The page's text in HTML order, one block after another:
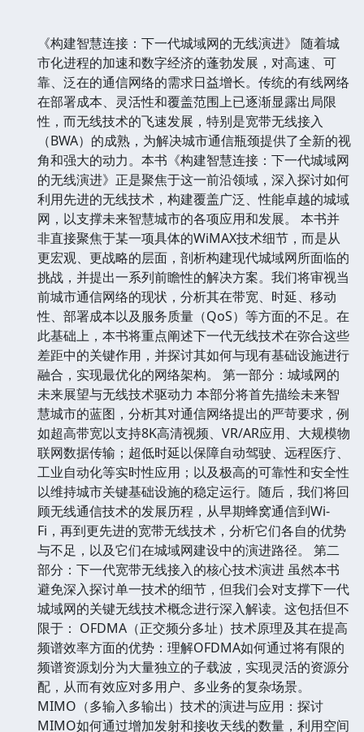
《构建智慧连接：下一代城域网的无线演进》 随着城
市化进程的加速和数字经济的蓬勃发展，对高速、可
靠、泛在的通信网络的需求日益增长。传统的有线网络
在部署成本、灵活性和覆盖范围上已逐渐显露出局限
性，而无线技术的飞速发展，特别是宽带无线接入
（BWA）的成熟，为解决城市通信瓶颈提供了全新的视
角和强大的动力。本书《构建智慧连接：下一代城域网
的无线演进》正是聚焦于这一前沿领域，深入探讨如何
利用先进的无线技术，构建覆盖广泛、性能卓越的城域
网，以支撑未来智慧城市的各项应用和发展。 本书并
非直接聚焦于某一项具体的WiMAX技术细节，而是从
更宏观、更战略的层面，剖析构建现代城域网所面临的
挑战，并提出一系列前瞻性的解决方案。我们将审视当
前城市通信网络的现状，分析其在带宽、时延、移动
性、部署成本以及服务质量（QoS）等方面的不足。在
此基础上，本书将重点阐述下一代无线技术在弥合这些
差距中的关键作用，并探讨其如何与现有基础设施进行
融合，实现最优化的网络架构。 第一部分：城域网的
未来展望与无线技术驱动力 本部分将首先描绘未来智
慧城市的蓝图，分析其对通信网络提出的严苛要求，例
如超高带宽以支持8K高清视频、VR/AR应用、大规模物
联网数据传输；超低时延以保障自动驾驶、远程医疗、
工业自动化等实时性应用；以及极高的可靠性和安全性
以维持城市关键基础设施的稳定运行。随后，我们将回
顾无线通信技术的发展历程，从早期蜂窝通信到Wi-
Fi，再到更先进的宽带无线技术，分析它们各自的优势
与不足，以及它们在城域网建设中的演进路径。 第二
部分：下一代宽带无线接入的核心技术演进 虽然本书
避免深入探讨单一技术的细节，但我们会对支撑下一代
城域网的关键无线技术概念进行深入解读。这包括但不
限于： OFDMA（正交频分多址）技术原理及其在提高
频谱效率方面的优势：理解OFDMA如何通过将有限的
频谱资源划分为大量独立的子载波，实现灵活的资源分
配，从而有效应对多用户、多业务的复杂场景。
MIMO（多输入多输出）技术的演进与应用：探讨
MIMO如何通过增加发射和接收天线的数量，利用空间